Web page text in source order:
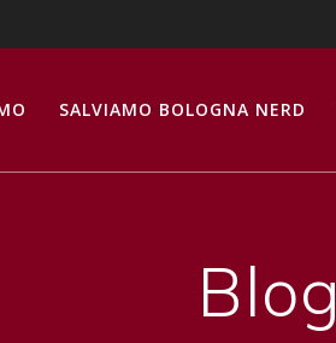
SALVIAMO BOLOGNA NERD
Blog